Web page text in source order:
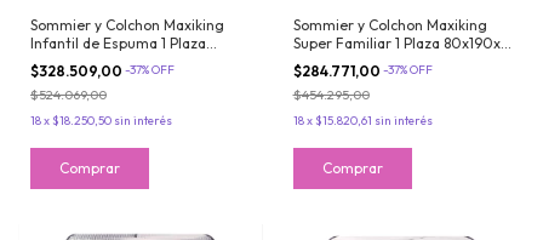
Sommier y Colchon Maxiking
Infantil de Espuma 1 Plaza
80x190 Tela Acolchada
Matelasseada Celeste
$328.509,00 -37%OFF
$524.069,00
18x $18.250,50 sin interés
Sommier y Colchon Maxiking
Super Familiar 1 Plaza 80x190x18
de Espuma Suave Tela de
Sabana
$284.771,00 -37%OFF
$454.295,00
18x $15.820,61 sin interés